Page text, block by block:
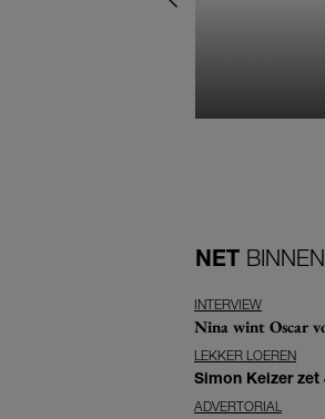
NET BINNEN
INTERVIEW
Nina wint Oscar
LEKKER LOEREN
Simon Keizer
ADVERTORIAL